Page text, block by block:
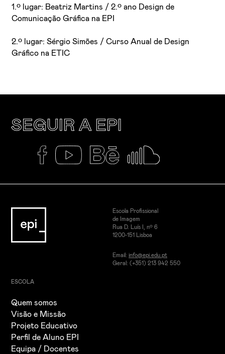
1.º lugar: Beatriz Martins / 2.º ano Design de
Comunicação Gráfica na EPI
2.º lugar: Sérgio Simões / Curso Anual de Design
Gráfico na ETIC
SEGUIR A EPI
Escola Profissional
de Imagem
Rua D. Luís I, nº 6
1200-151 Lisboa
Email: info@epi.edu.pt
Geral: (+351) 213 942 550
ESCOLA
Quem somos
Visão e Missão
Projeto Educativo
Perfil de Aluno EPI
Equipa / Docentes